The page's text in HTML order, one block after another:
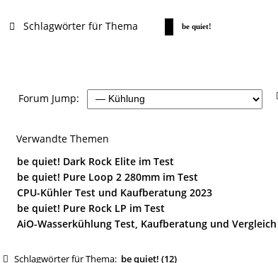
Schlagwörter für Thema be quiet!
Forum Jump:
Verwandte Themen
be quiet! Dark Rock Elite im Test
be quiet! Pure Loop 2 280mm im Test
CPU-Kühler Test und Kaufberatung 2023
be quiet! Pure Rock LP im Test
AiO-Wasserkühlung Test, Kaufberatung und Vergleich
Schlagwörter für Thema: be quiet! (12)